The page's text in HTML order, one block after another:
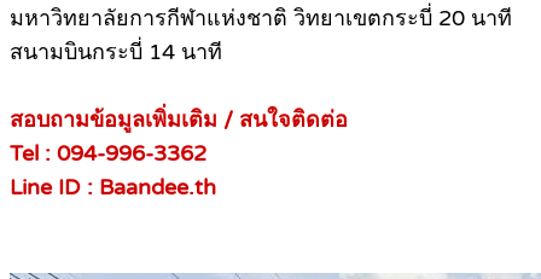
มหาวิทยาลัยการกีฬาแห่งชาติ วิทยาเขตกระบี่ 20 นาที
สนามบินกระบี่ 14 นาที
สอบถามข้อมูลเพิ่มเติม / สนใจติดต่อ
Tel : 094-996-3362
Line ID : Baandee.th